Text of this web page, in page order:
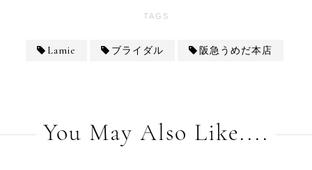
TAGS
Lamie ブライダル 阪急うめだ本店
You May Also Like....